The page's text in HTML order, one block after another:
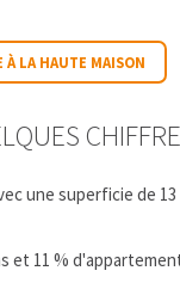
À LA HAUTE MAISON
une superficie de 13
et 11 %